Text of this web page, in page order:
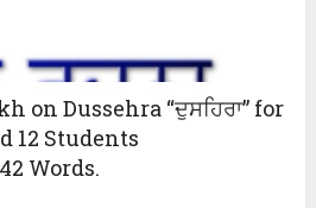
on Dussehra “ਦੁਸਹਿਰਾ” for
12 Students
Words.